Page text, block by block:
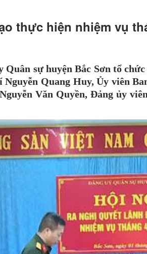
thực hiện nhiệm vụ
Quân sự huyện Bắc Sơn tổ
Nguyễn Quang Huy, Ủy viên
Văn Quyền, Đảng ủy